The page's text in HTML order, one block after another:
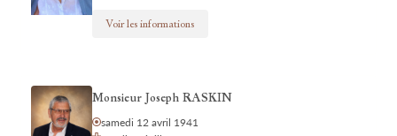
Voir les informations
Monsieur Joseph RASKIN
samedi 12 avril 1941